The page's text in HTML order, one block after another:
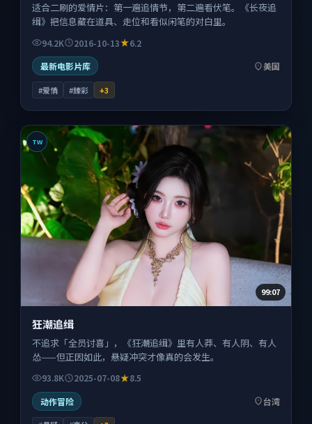
适合二刷的爱情片：第一遍追情节，第二遍看伏笔。《长夜追
缉》把信息藏在道具、走位和看似闲笔的对白里。
94.2K 2016-10-13
6.2
最新电影片库
美国
#爱情 #臻彩 +3
TW
99:07
狂潮追缉
不追求「全员讨喜」，《狂潮追缉》里有人莽、有人阴、有人
怂——但正因如此，悬疑冲突才像真的会发生。
93.8K 2025-07-08
8.5
动作冒险
台湾